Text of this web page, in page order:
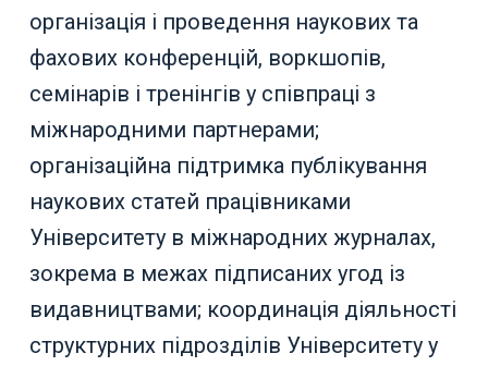
організація і проведення наукових та
фахових конференцій, воркшопів,
семінарів і тренінгів у співпраці з
міжнародними партнерами;
організаційна підтримка публікування
наукових статей працівниками
Університету в міжнародних журналах,
зокрема в межах підписаних угод із
видавництвами; координація діяльності
структурних підрозділів Університету у